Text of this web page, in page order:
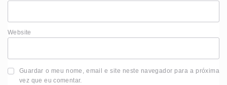
Website
Guardar o meu nome, email e site neste navegador para a próxima
vez que eu comentar.